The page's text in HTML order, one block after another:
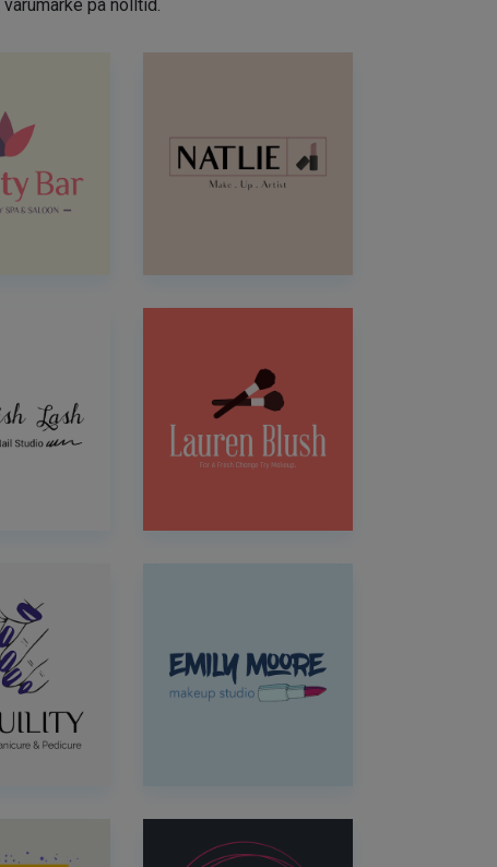
på nolltid.